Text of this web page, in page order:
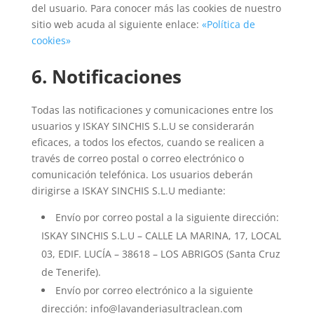
del usuario. Para conocer más las cookies de nuestro
sitio web acuda al siguiente enlace: «Política de
cookies»
6. Notificaciones
Todas las notificaciones y comunicaciones entre los
usuarios y ISKAY SINCHIS S.L.U se considerarán
eficaces, a todos los efectos, cuando se realicen a
través de correo postal o correo electrónico o
comunicación telefónica. Los usuarios deberán
dirigirse a ISKAY SINCHIS S.L.U mediante:
Envío por correo postal a la siguiente dirección:
ISKAY SINCHIS S.L.U – CALLE LA MARINA, 17, LOCAL
03, EDIF. LUCÍA – 38618 – LOS ABRIGOS (Santa Cruz
de Tenerife).
Envío por correo electrónico a la siguiente
dirección: info@lavanderiasultraclean.com